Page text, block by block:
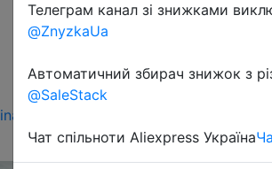
Телеграм канал зі знижками
@ZnyzkaUa
Автоматичний збирач знижок з
@SaleStack
Чат спільноти Aliexpress Україна